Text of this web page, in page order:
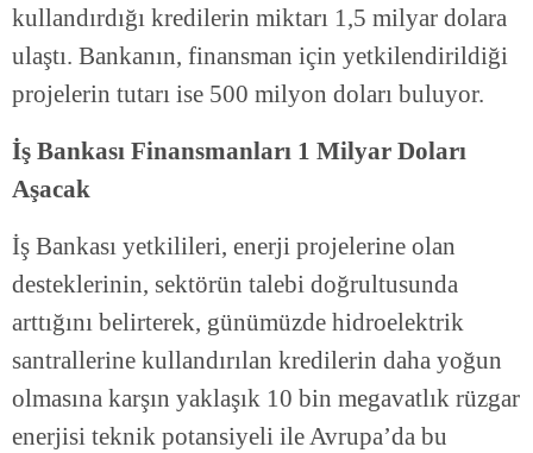
kullandırdığı kredilerin miktarı 1,5 milyar dolara
ulaştı. Bankanın, finansman için yetkilendirildiği
projelerin tutarı ise 500 milyon doları buluyor.
İş Bankası Finansmanları 1 Milyar Doları
Aşacak
İş Bankası yetkilileri, enerji projelerine olan
desteklerinin, sektörün talebi doğrultusunda
arttığını belirterek, günümüzde hidroelektrik
santrallerine kullandırılan kredilerin daha yoğun
olmasına karşın yaklaşık 10 bin megavatlık rüzgar
enerjisi teknik potansiyeli ile Avrupa’da bu